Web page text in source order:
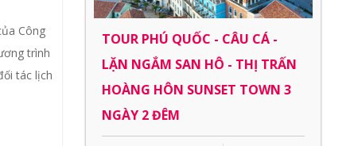
Công
trình
tác lịch
TOUR PHÚ QUỐC - CÂU CÁ -
LẶN NGẮM SAN HÔ - THỊ TRẤN
HOÀNG HÔN SUNSET TOWN 3
NGÀY 2 ĐÊM